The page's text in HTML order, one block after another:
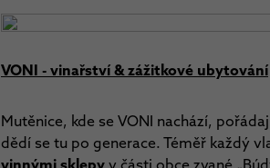
VONI - vinařství & zážitkové ubytování
Mutěnice, kde se VONI nachází,
dědí se tu po generace. Téměř každý